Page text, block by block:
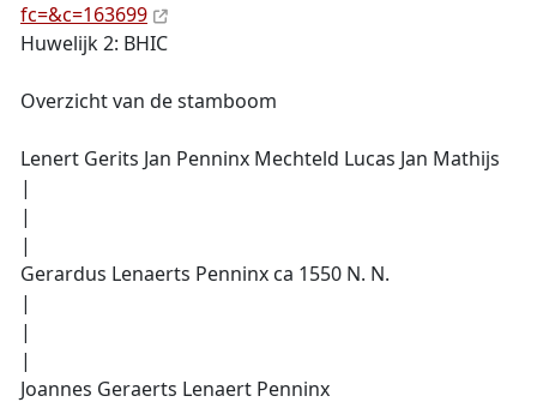
fc=&c=163699
Huwelijk 2: BHIC
Overzicht van de stamboom
Lenert Gerits Jan Penninx Mechteld Lucas Jan Mathijs
|
|
|
Gerardus Lenaerts Penninx ca 1550 N. N.
|
|
|
Joannes Geraerts Lenaert Penninx